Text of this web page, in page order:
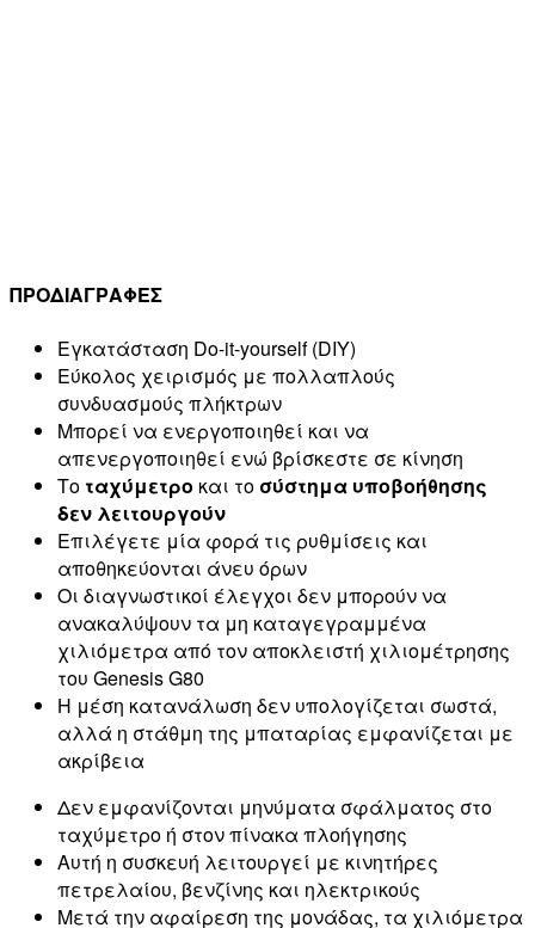
ΠΡΟΔΙΑΓΡΑΦΕΣ
Εγκατάσταση Do-it-yourself (DIY)
Εύκολος χειρισμός με πολλαπλούς
συνδυασμούς πλήκτρων
Μπορεί να ενεργοποιηθεί και να
απενεργοποιηθεί ενώ βρίσκεστε σε κίνηση
Το ταχύμετρο και το σύστημα υποβοήθησης
δεν λειτουργούν
Επιλέγετε μία φορά τις ρυθμίσεις και
αποθηκεύονται άνευ όρων
Οι διαγνωστικοί έλεγχοι δεν μπορούν να
ανακαλύψουν τα μη καταγεγραμμένα
χιλιόμετρα από τον αποκλειστή χιλιομέτρησης
του Genesis G80
Η μέση κατανάλωση δεν υπολογίζεται σωστά,
αλλά η στάθμη της μπαταρίας εμφανίζεται με
ακρίβεια
Δεν εμφανίζονται μηνύματα σφάλματος στο
ταχύμετρο ή στον πίνακα πλοήγησης
Αυτή η συσκευή λειτουργεί με κινητήρες
πετρελαίου, βενζίνης και ηλεκτρικούς
Μετά την αφαίρεση της μονάδας, τα χιλιόμετρα